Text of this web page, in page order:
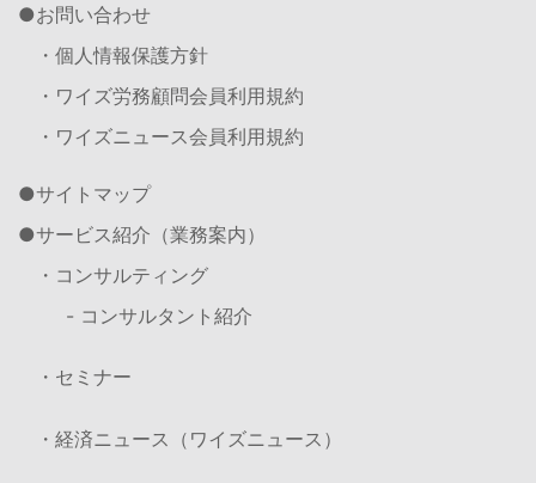
お問い合わせ
・個人情報保護方針
・ワイズ労務顧問会員利用規約
・ワイズニュース会員利用規約
サイトマップ
サービス紹介（業務案内）
・コンサルティング
- コンサルタント紹介
・セミナー
・経済ニュース（ワイズニュース）